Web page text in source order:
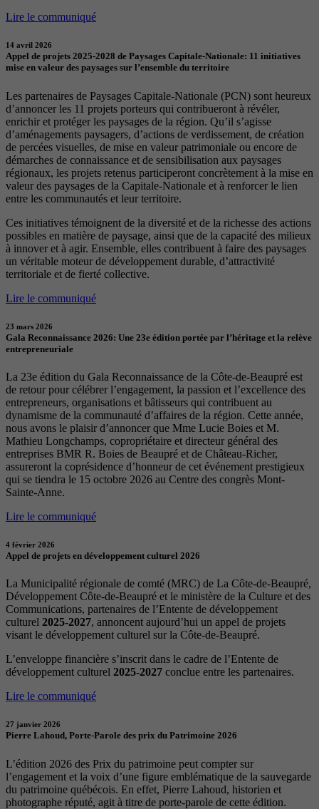
Lire le communiqué
14 avril 2026
Appel de projets 2025-2028 de Paysages Capitale-Nationale: 11 initiatives
mise en valeur des paysages sur l’ensemble du territoire
Les partenaires de Paysages Capitale-Nationale (PCN) sont heureux
d’annoncer les 11 projets porteurs qui contribueront à révéler,
enrichir et protéger les paysages de la région. Qu’il s’agisse
d’aménagements paysagers, d’actions de verdissement, de création
de percées visuelles, de mise en valeur patrimoniale ou encore de
démarches de connaissance et de sensibilisation aux paysages
régionaux, les projets retenus participeront concrètement à la mise en
valeur des paysages de la Capitale-Nationale et à renforcer le lien
entre les communautés et leur territoire.
Ces initiatives témoignent de la diversité et de la richesse des actions
possibles en matière de paysage, ainsi que de la capacité des milieux
à innover et à agir. Ensemble, elles contribuent à faire des paysages
un véritable moteur de développement durable, d’attractivité
territoriale et de fierté collective.
Lire le communiqué
23 mars 2026
Gala Reconnaissance 2026: Une 23e édition portée par l’héritage et la relève
entrepreneuriale
La 23e édition du Gala Reconnaissance de la Côte-de-Beaupré est
de retour pour célébrer l’engagement, la passion et l’excellence des
entrepreneurs, organisations et bâtisseurs qui contribuent au
dynamisme de la communauté d’affaires de la région. Cette année,
nous avons le plaisir d’annoncer que Mme Lucie Boies et M.
Mathieu Longchamps, copropriétaire et directeur général des
entreprises BMR R. Boies de Beaupré et de Château-Richer,
assureront la coprésidence d’honneur de cet événement prestigieux
qui se tiendra le 15 octobre 2026 au Centre des congrès Mont-
Sainte-Anne.
Lire le communiqué
4 février 2026
Appel de projets en développement culturel 2026
La Municipalité régionale de comté (MRC) de La Côte-de-Beaupré,
Développement Côte-de-Beaupré et le ministère de la Culture et des
Communications, partenaires de l’Entente de développement
culturel 2025-2027, annoncent aujourd’hui un appel de projets
visant le développement culturel sur la Côte-de-Beaupré.
L’enveloppe financière s’inscrit dans le cadre de l’Entente de
développement culturel 2025-2027 conclue entre les partenaires.
Lire le communiqué
27 janvier 2026
Pierre Lahoud, Porte-Parole des prix du Patrimoine 2026
L’édition 2026 des Prix du patrimoine peut compter sur
l’engagement et la voix d’une figure emblématique de la sauvegarde
du patrimoine québécois. En effet, Pierre Lahoud, historien et
photographe réputé, agit à titre de porte-parole de cette édition.